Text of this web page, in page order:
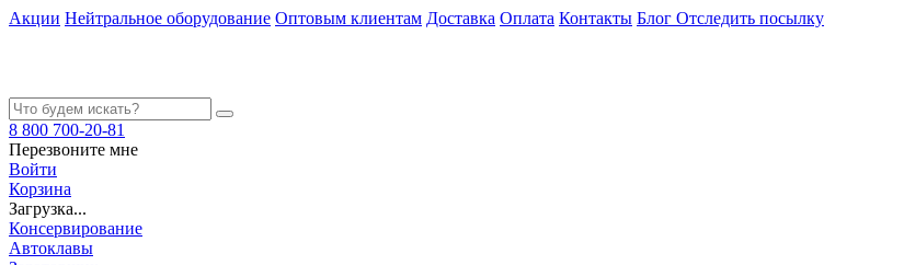
Акции Нейтральное оборудование Оптовым клиентам Доставка Оплата Контакты Блог Отследить посылку
8 800 700-20-81
Перезвоните мне
Войти
Корзина
Загрузка...
Консервирование
Автоклавы